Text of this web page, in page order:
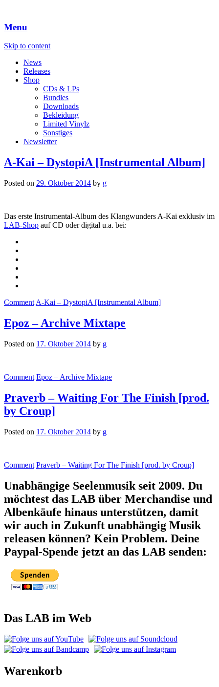
Menu
Skip to content
News
Releases
Shop
CDs & LPs
Bundles
Downloads
Bekleidung
Limited Vinylz
Sonstiges
Newsletter
A-Kai – DystopiA [Instrumental Album]
Posted on 29. Oktober 2014 by g
Das erste Instrumental-Album des Klangwunders A-Kai exklusiv im
LAB-Shop auf CD oder digital u.a. bei:
Comment A-Kai – DystopiA [Instrumental Album]
Epoz – Archive Mixtape
Posted on 17. Oktober 2014 by g
Comment Epoz – Archive Mixtape
Praverb – Waiting For The Finish [prod.
by Croup]
Posted on 17. Oktober 2014 by g
Comment Praverb – Waiting For The Finish [prod. by Croup]
Unabhängige Seelenmusik seit 2009. Du
möchtest das LAB über Merchandise und
Albenkäufe hinaus unterstützen, damit
wir auch in Zukunft unabhängig Musik
releasen können? Kein Problem. Deine
Paypal-Spende jetzt an das LAB senden:
Das LAB im Web
Warenkorb